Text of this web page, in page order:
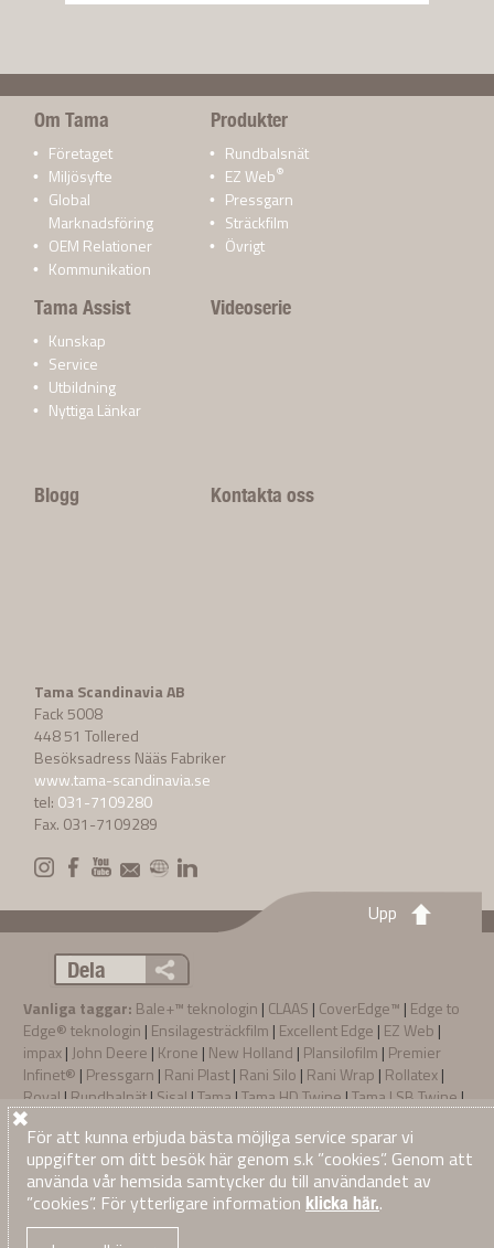
Om Tama
Företaget
Miljösyfte
Global
Marknadsföring
OEM Relationer
Kommunikation
Produkter
Rundbalsnät
EZ Web®
Pressgarn
Sträckfilm
Övrigt
Tama Assist
Kunskap
Service
Utbildning
Nyttiga Länkar
Videoserie
Blogg Kontakta oss
Tama Scandinavia AB
Fack 5008
448 51 Tollered
Besöksadress Nääs Fabriker
www.tama-scandinavia.se
tel: 031-7109280
Fax. 031-7109289
Upp
Dela
Vanliga taggar: Bale+™ teknologin | CLAAS | CoverEdge™ | Edge to
Edge® teknologin | Ensilagesträckfilm | Excellent Edge | EZ Web |
impax| John Deere | Krone | New Holland | Plansilofilm | Premier
Infinet® | Pressgarn | Rani Plast| Rani Silo | Rani Wrap | Rollatex|
Royal| Rundbalnät| Sisal|Tama|Tama HD Twine|Tama LSB Twine|
TamaNet Edge to Edge®
XtraNet| XtraTwine
Sekretesspolicy Terms & Conditions of Sale
ALLMÃNNA VILLKOR
© 2026Tama Scandinavia AB. Alla rättigheter reserverade
För att kunna erbjuda bästa möjliga service sparar vi
uppgifter om ditt besök här genom s.k ”cookies”. Genom att
använda vår hemsida samtycker du till användandet av
”cookies”. För ytterligare information klicka här..